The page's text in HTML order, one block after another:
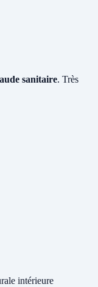
sanitaire. Très
intérieure